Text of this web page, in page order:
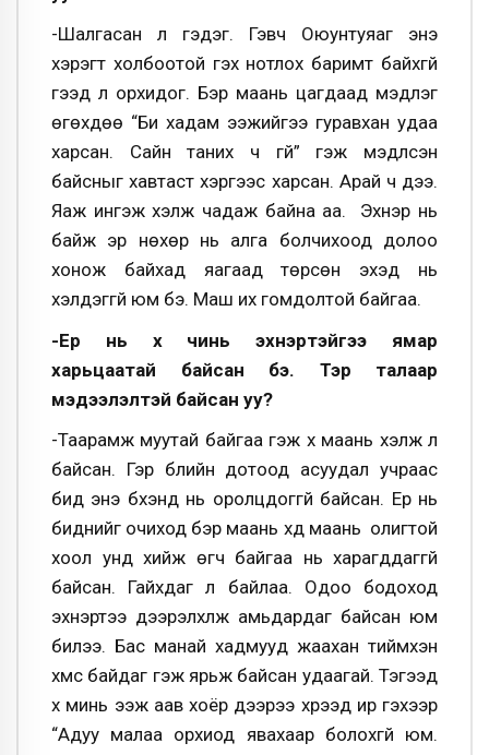
-Шалгасан л гэдэг. Гэвч Оюунтуяаг энэ
хэрэгт холбоотой гэх нотлох баримт байхгүй
гээд л орхидог. Бэр маань цагдаад мэдүүлэг
өгөхдөө “Би хадам ээжийгээ гуравхан удаа
харсан. Сайн таних ч үгүй” гэж мэдүүлсэн
байсныг хавтаст хэргээс харсан. Арай ч дээ.
Яаж ингэж хэлж чадаж байна аа. Эхнэр нь
байж эр нөхөр нь алга болчихоод долоо
хонож байхад яагаад төрсөн эхэд нь
хэлдэггүй юм бэ. Маш их гомдолтой байгаа.
-Ер нь хүү чинь эхнэртэйгээ ямар
харьцаатай байсан бэ. Тэр талаар
мэдээлэлтэй байсан уу?
-Таарамж муутай байгаа гэж хүү маань хэлж л
байсан. Гэр бүлийн дотоод асуудал учраас
бид энэ бүхэнд нь оролцдоггүй байсан. Ер нь
биднийг очиход бэр маань хүүд маань олигтой
хоол унд хийж өгч байгаа нь харагддаггүй
байсан. Гайхдаг л байлаа. Одоо бодоход
эхнэртээ дээрэлхүүлж амьдардаг байсан юм
билээ. Бас манай хадмууд жаахан тиймхэн
хүмүүс байдаг гэж ярьж байсан удаагай. Тэгээд
хүү минь ээж аав хоёр дээрээ хүрээд ир гэхээр
“Адуу малаа орхиод явахаар болохгүй юм.